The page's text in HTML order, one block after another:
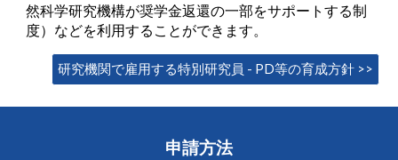
然科学研究機構が奨学金返還の一部をサポートする制
度）などを利用することができます。
研究機関で雇用する特別研究員 - PD等の育成方針 >>
申請方法